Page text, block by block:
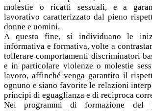
molestie o ricatti sessuali, e a
lavorativo caratterizzato dal pieno
donne e uomini.
A questo fine, si individuano le
informativa e formativa, volte a
tollerare comportamenti discriminatori
e in particolare violenze o molestie
lavoro, affinché venga garantito il
ognuno e siano favorite le relazioni
principi di eguaglianza e di reciproca
Nei programmi di formazione del